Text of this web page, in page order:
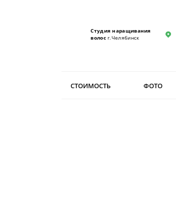
Студия наращивания
волосг.Челябинск
СТОИМОСТЬ ФОТО